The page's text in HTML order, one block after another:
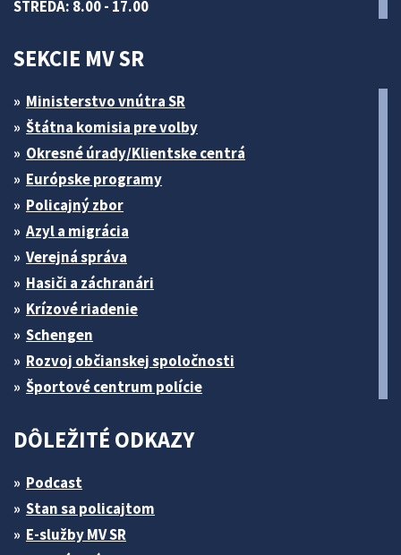
STREDA: 8.00 - 17.00
SEKCIE MV SR
Ministerstvo vnútra SR
Štátna komisia pre volby
Okresné úrady/Klientske centrá
Európske programy
Policajný zbor
Azyl a migrácia
Verejná správa
Hasiči a záchranári
Krízové riadenie
Schengen
Rozvoj občianskej spoločnosti
Športové centrum polície
DÔLEŽITÉ ODKAZY
Podcast
Stan sa policajtom
E-služby MV SR